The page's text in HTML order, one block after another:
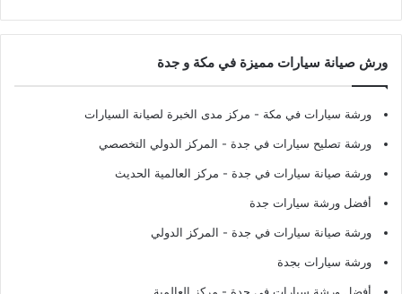
ورش صيانة سيارات مميزة في مكة و جدة
ورشة سيارات في مكة - مركز مدى الخبرة لصيانة السيارات
ورشة تصليح سيارات في جدة - المركز الدولي التخصصي
ورشة صيانة سيارات في جدة - مركز العالمية الحديث
أفضل ورشة سيارات جدة
ورشة صيانة سيارات في جدة - المركز الدولي
ورشة سيارات بجدة